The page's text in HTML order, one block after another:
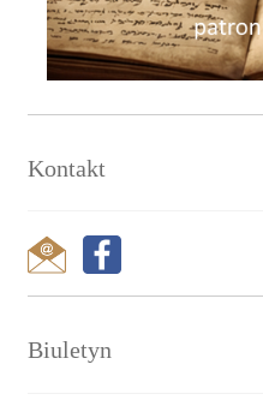
Kontakt
Biuletyn